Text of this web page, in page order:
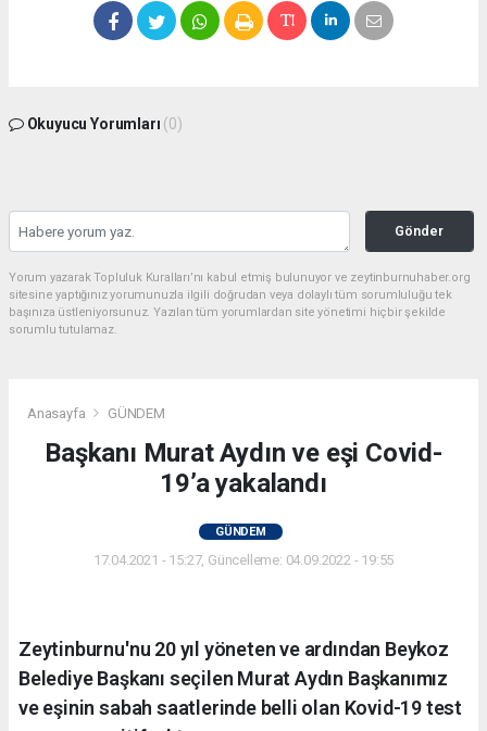
Okuyucu Yorumları (0)
Gönder
Yorum yazarak Topluluk Kuralları’nı kabul etmiş bulunuyor ve zeytinburnuhaber.org
sitesine yaptığınız yorumunuzla ilgili doğrudan veya dolaylı tüm sorumluluğu tek
başınıza üstleniyorsunuz. Yazılan tüm yorumlardan site yönetimi hiçbir şekilde
sorumlu tutulamaz.
Anasayfa GÜNDEM
Başkanı Murat Aydın ve eşi Covid-
19’a yakalandı
GÜNDEM
17.04.2021 - 15:27, Güncelleme: 04.09.2022 - 19:55
Zeytinburnu'nu 20 yıl yöneten ve ardından Beykoz
Belediye Başkanı seçilen Murat Aydın Başkanımız
ve eşinin sabah saatlerinde belli olan Kovid-19 test